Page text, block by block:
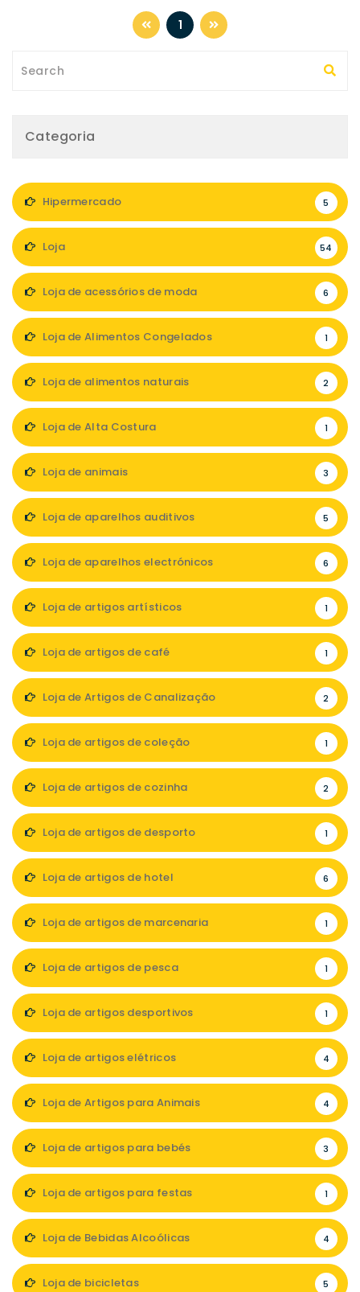
1
Categoria
Hipermercado 5
Loja 54
Loja de acessórios de moda 6
Loja de Alimentos Congelados 1
Loja de alimentos naturais 2
Loja de Alta Costura 1
Loja de animais 3
Loja de aparelhos auditivos 5
Loja de aparelhos electrónicos 6
Loja de artigos artísticos 1
Loja de artigos de café 1
Loja de Artigos de Canalização 2
Loja de artigos de coleção 1
Loja de artigos de cozinha 2
Loja de artigos de desporto 1
Loja de artigos de hotel 6
Loja de artigos de marcenaria 1
Loja de artigos de pesca 1
Loja de artigos desportivos 1
Loja de artigos elétricos 4
Loja de Artigos para Animais 4
Loja de artigos para bebés 3
Loja de artigos para festas 1
Loja de Bebidas Alcoólicas 4
Loja de bicicletas 5